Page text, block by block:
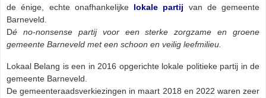
de énige, echte onafhankelijke lokale partij van de gemeente
Barneveld.
Dé no-nonsense partij voor een sterke zorgzame en groene
gemeente Barneveld met een schoon en veilig leefmilieu.
Lokaal Belang is een in 2016 opgerichte lokale politieke partij in de
gemeente Barneveld.
De gemeenteraadsverkiezingen in maart 2018 en 2022 waren zeer